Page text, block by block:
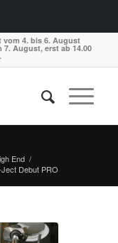
vom 4. bis 6. August
August, erst ab 14.00
End /
Debut PRO